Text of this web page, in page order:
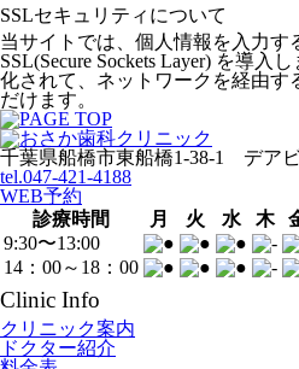
SSLセキュリティについて
当サイトでは、個人情報を入力す
SSL(Secure Sockets Layer) を導入
化されて、ネットワークを経由す
だけます。
千葉県船橋市東船橋1-38-1 デア
tel.047-421-4188
WEB予約
診療時間
月 火 水 木
9:30〜13:00
14：00～18：00
Clinic Info
クリニック案内
ドクター紹介